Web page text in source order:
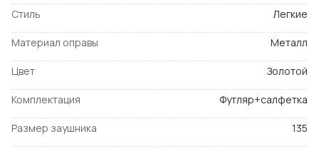
Стиль Легкие
Материал оправы Металл
Цвет Золотой
Комплектация Футляр+салфетка
Размер заушника 135